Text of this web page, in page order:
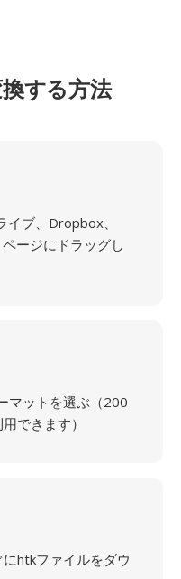
する方法
ブ、Dropbox、
ージにドラッグし
マットを選ぶ（200
できます）
htkファイルをダウ